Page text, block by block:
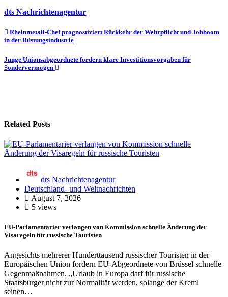
dts Nachrichtenagentur
Beitragsnavigation
Rheinmetall-Chef prognostiziert Rückkehr der Wehrpflicht und Jobboom
in der Rüstungsindustrie
Junge Unionsabgeordnete fordern klare Investitionsvorgaben für
Sondervermögen
Related Posts
dts Nachrichtenagentur
Deutschland- und Weltnachrichten
August 7, 2026
5 views
EU-Parlamentarier verlangen von Kommission schnelle Änderung der
Visaregeln für russische Touristen
Angesichts mehrerer Hunderttausend russischer Touristen in der
Europäischen Union fordern EU-Abgeordnete von Brüssel schnelle
Gegenmaßnahmen. „Urlaub in Europa darf für russische
Staatsbürger nicht zur Normalität werden, solange der Kreml
seinen…